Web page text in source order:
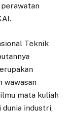
Teknik
wawasan
mata kuliah
dunia industri,